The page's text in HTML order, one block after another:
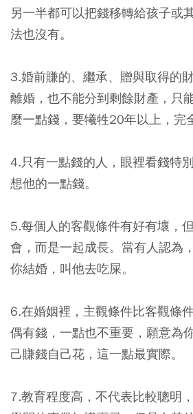
另一半都可以把錢移轉給孩子或
法也沒有。
3.婚前賺的、繼承、贈與取得的
離婚，也不能分到剩餘財產，只
麼一點錢，要犧牲20年以上，完
4.只有一點錢的人，眼裡看錢特
想他的一點錢。
5.每個人的客觀條件有好有壞，
會，而是一起成長。當有人認為
你結婚，叫他去吃屎。
6.在婚姻裡，主觀條件比客觀條
偶有錢，一點也不重要，願意為
己賺錢自己花，這一點最實際。
7.教育程度高，不代表比較聰明